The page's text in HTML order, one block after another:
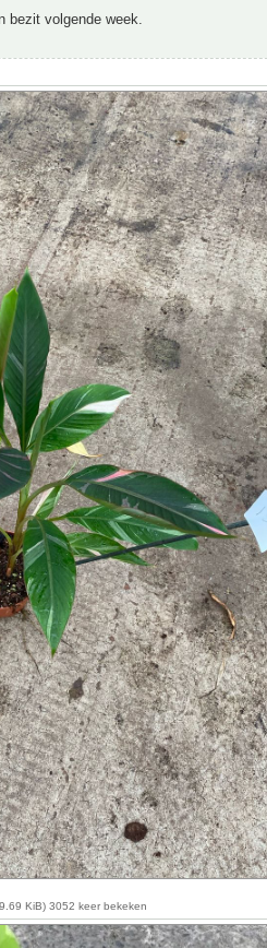
bezit volgende week.
KiB) 3052 keer bekeken